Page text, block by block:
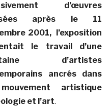
d’œuvres
après le 11
2001, l’exposition
le travail d’une
d’artistes
ancrés dans
artistique
et l’art.